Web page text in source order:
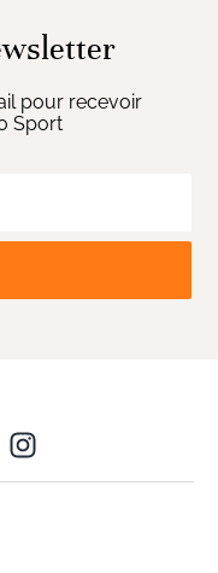
pour recevoir
Sport